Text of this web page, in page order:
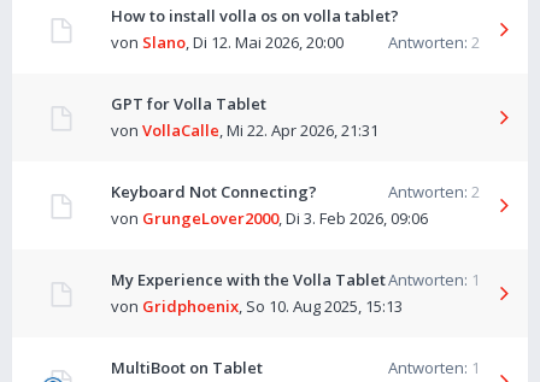
How to install volla os on volla tablet?
Antworten: 2
von Slano,Di 12. Mai 2026, 20:00
GPT for Volla Tablet
von VollaCalle,Mi 22. Apr 2026, 21:31
Keyboard Not Connecting? Antworten: 2
von GrungeLover2000,Di 3. Feb 2026, 09:06
My Experience with the Volla TabletAntworten: 1
von Gridphoenix, So 10. Aug 2025, 15:13
MultiBoot on Tablet Antworten: 1